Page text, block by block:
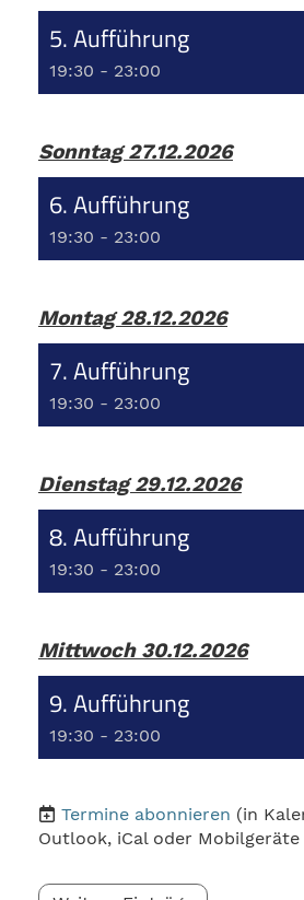
5. Aufführung
19:30 - 23:00
Sonntag 27.12.2026
6. Aufführung
19:30 - 23:00
Montag 28.12.2026
7. Aufführung
19:30 - 23:00
Dienstag 29.12.2026
8. Aufführung
19:30 - 23:00
Mittwoch 30.12.2026
9. Aufführung
19:30 - 23:00
Termine abonnieren (in
Outlook, iCal oder